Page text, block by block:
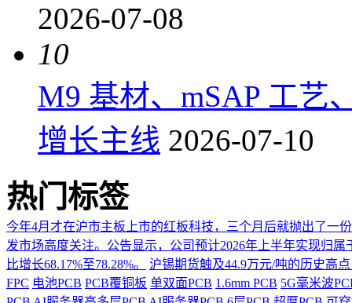
2026-07-08
10
M9 基材、mSAP 工艺
增长主线 2026-07-10
热门标签
今年4月才在沪市主板上市的红板科技，三个月后就抛出了一
发市场高度关注。公告显示，公司预计2026年上半年实现归
比增长68.17%至78.28%。
沪锡期货触及44.9万元/吨的历史高
FPC 电池PCB PCB覆铜板 单双面PCB 1.6mm PCB 5G毫米波